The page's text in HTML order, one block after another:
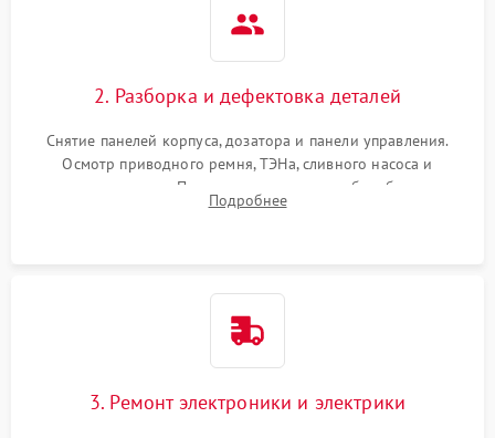
2. Разборка и дефектовка деталей
Снятие панелей корпуса, дозатора и панели управления.
Осмотр приводного ремня, ТЭНа, сливного насоса и
амортизаторов. Проверка подшипников барабана и
крестовины на износ, а манжеты люка на разрывы.
Подробнее
3. Ремонт электроники и электрики